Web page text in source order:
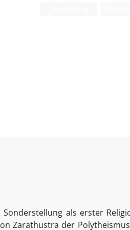
als erster
Zarathustra der